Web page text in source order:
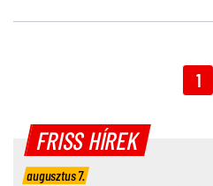
1
FRISS HÍREK
augusztus 7.